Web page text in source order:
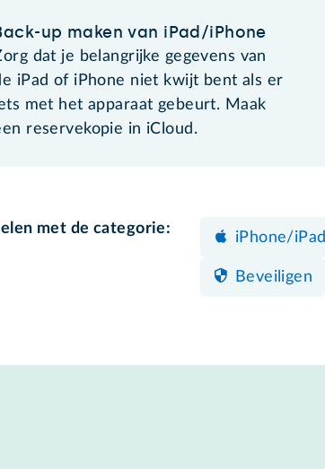
up maken van iPad/iPhone
dat je belangrijke gegevens van
iPad of iPhone niet kwijt bent als er
met het apparaat gebeurt. Maak
reservekopie in iCloud.
met de categorie:
iPhone/iPad
Beveiligen